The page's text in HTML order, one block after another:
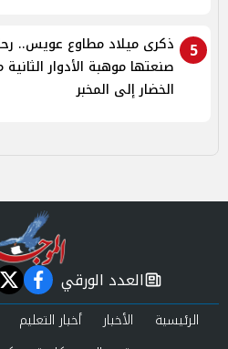
5
ذكرى ميلاد مطاوع عويس..
صنعتها موهبة الأدوار الثانية
الخضار إلى المخبر
newspaper
العدد الورقي
الرئيسية الأخبار أخبار التعليم